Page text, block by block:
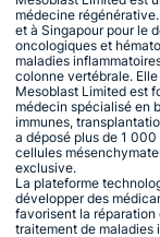
médecine
et à Singapour pour le
oncologiques et
maladies
colonne vertébrale.
Mesoblast Limited est
médecin spécialisé en
immunes,
a déposé plus de 1
cellules
exclusive.
La plateforme
développer des
favorisent la réparation
traitement de maladies